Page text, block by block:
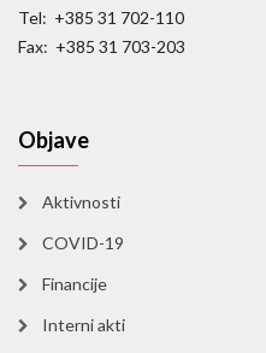
Tel: +385 31 702-110
Fax: +385 31 703-203
Objave
Aktivnosti
COVID-19
Financije
Interni akti